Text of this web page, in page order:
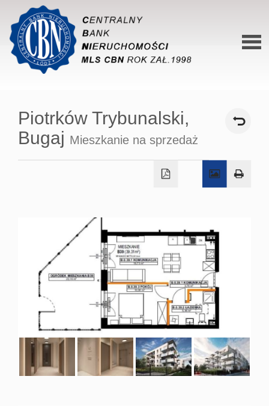
O
Piotrków Trybunalski,
Bugaj Mieszkanie na sprzedaż